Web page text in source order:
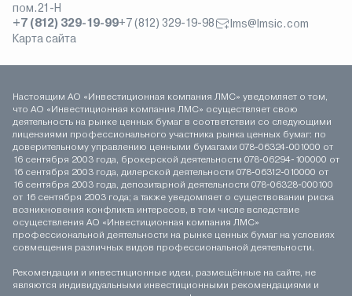
пом.21-Н
+7 (812) 329-19-99+7 (812) 329-19-98
lms@lmsic.com
Карта сайта
Настоящим АО «Инвестиционная компания ЛМС» уведомляет о том,
что АО «Инвестиционная компания ЛМС» осуществляет свою
деятельность на рынке ценных бумаг в соответствии со следующими
лицензиями профессионального участника рынка ценных бумаг: по
доверительному управлению ценными бумагами 078-06324-001000 от
16 сентября 2003 года, брокерской деятельности 078-06294-100000 от
16 сентября 2003 года, дилерской деятельности 078-06312-010000 от
16 сентября 2003 года, депозитарной деятельности 078-06328-000100
от 16 сентября 2003 года; а также уведомляет о существовании риска
возникновения конфликта интересов, в том числе вследствие
осуществления АО «Инвестиционная компания ЛМС»
профессиональной деятельности на рынке ценных бумаг на условиях
совмещения различных видов профессиональной деятельности.
Рекомендации и инвестиционные идеи, размещённые на сайте, не
являются индивидуальными инвестиционными рекомендациями и